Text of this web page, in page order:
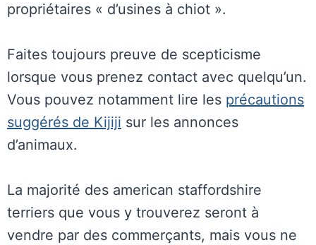
propriétaires « d’usines à chiot ».
Faites toujours preuve de scepticisme
lorsque vous prenez contact avec quelqu’un.
Vous pouvez notamment lire les précautions
suggérés de Kijiji sur les annonces
d’animaux.
La majorité des american staffordshire
terriers que vous y trouverez seront à
vendre par des commerçants, mais vous ne